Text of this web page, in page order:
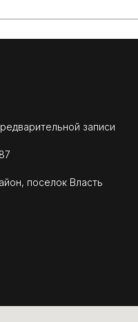
записи
поселок Власть